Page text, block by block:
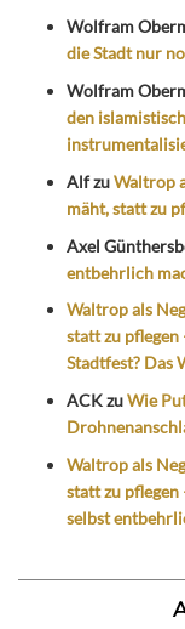
Wolfram
die Stadt nur
Wolfram
den
AlfzuWaltrop
mäht, statt zu
Axel
entbehrlich
Waltrop als
statt zu
Stadtfest? Das
ACKzuWie
Waltrop als
statt zu
selbst